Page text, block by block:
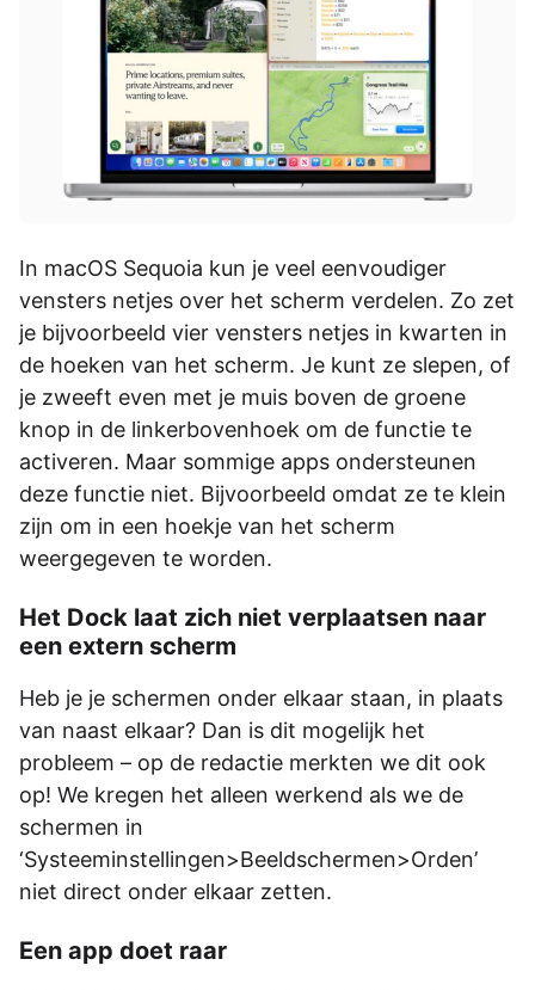
In macOS Sequoia kun je veel eenvoudiger
vensters netjes over het scherm verdelen. Zo zet
je bijvoorbeeld vier vensters netjes in kwarten in
de hoeken van het scherm. Je kunt ze slepen, of
je zweeft even met je muis boven de groene
knop in de linkerbovenhoek om de functie te
activeren. Maar sommige apps ondersteunen
deze functie niet. Bijvoorbeeld omdat ze te klein
zijn om in een hoekje van het scherm
weergegeven te worden.
Het Dock laat zich niet verplaatsen naar
een extern scherm
Heb je je schermen onder elkaar staan, in plaats
van naast elkaar? Dan is dit mogelijk het
probleem – op de redactie merkten we dit ook
op! We kregen het alleen werkend als we de
schermen in
‘Systeeminstellingen>Beeldschermen>Orden’
niet direct onder elkaar zetten.
Een app doet raar